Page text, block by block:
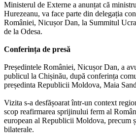
Ministerul de Externe a anunțat că
Hurezeanu, va face parte din delegația
României, Nicușor Dan, la Summitul
de la Odesa.
Conferința de presă
Președintele României, Nicușor Dan, a
publicul la Chișinău, după conferința
președinta Republicii Moldova, Maia
Vizita s-a desfășoarat într-un context
scop reafirmarea sprijinului ferm al
european al Republicii Moldova, precum
bilaterale.